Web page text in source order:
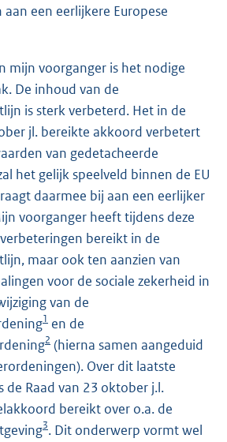
een eerlijkere Europese
mijn voorganger is het nodige
De inhoud van de
is sterk verbeterd. Het in de
jl. bereikte akkoord verbetert
van gedetacheerde
het gelijk speelveld binnen de EU
daarmee bij aan een eerlijker
voorganger heeft tijdens deze
bereikt in de
maar ook ten aanzien van
voor de sociale zekerheid in
van de
1 en de
2 (hierna samen aangeduid
Over dit laatste
de Raad van 23 oktober j.l.
bereikt over o.a. de
3. Dit onderwerp vormt wel